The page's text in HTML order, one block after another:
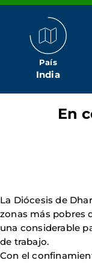
País
India
En
La Diócesis de
zonas más pobres
una considerable
de trabajo.
Con el